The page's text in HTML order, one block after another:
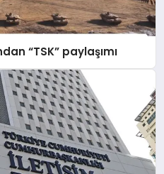
“TSK” paylaşımı